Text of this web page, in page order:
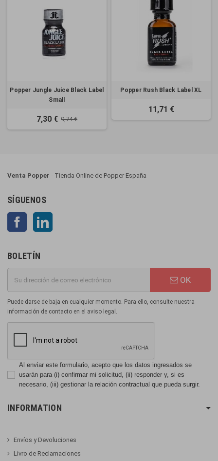
Popper Jungle Juice Black Label
Small
7,30 € 9,74 €
Popper Rush Black Label XL
11,71 €
Venta Popper - Tienda Online de Popper España
SÍGUENOS
Facebook
BOLETÍN
OK
Puede darse de baja en cualquier momento. Para ello, consulte nuestra
información de contacto en el aviso legal.
Al enviar este formulario, acepto que los datos ingresados se
usarán para (i) confirmar mi solicitud, (ii) responder y, si es
necesario, (iii) gestionar la relación contractual que pueda surgir.
INFORMATION
Envíos y Devoluciones
Livro de Reclamaciones